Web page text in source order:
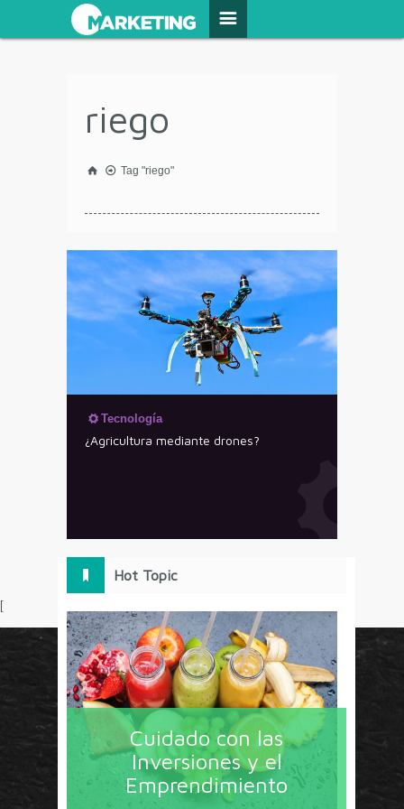
riego
Tag "riego"
Tecnología
¿Agricultura mediante drones?
Hot Topic
Cuidado con las
Inversiones y el
Emprendimiento
[
Circulo Marketing concentra lo último en estrategias,
herramientas y tendencias con un enfoque en México
y América Latina. La revista contiene lo imprescindible
en tecnología, nuevas herramientas, liderazgo, redes
sociales y nuevas ideas en marketing. Los contenidos
están escritos por líderes de negocios y dirigidos hacia